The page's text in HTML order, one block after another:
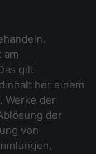
am
gilt
her einem
Werke der
der
von